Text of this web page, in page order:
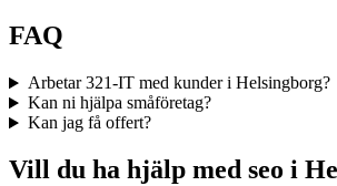
FAQ
Arbetar 321-IT med kunder i Helsingborg?
Kan ni hjälpa småföretag?
Kan jag få offert?
Vill du ha hjälp med seo i